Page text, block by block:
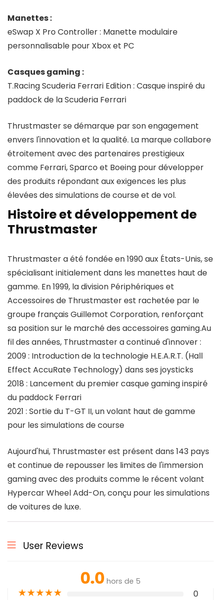
Manettes :
eSwap X Pro Controller : Manette modulaire
personnalisable pour Xbox et PC
Casques gaming :
T.Racing Scuderia Ferrari Edition : Casque inspiré du
paddock de la Scuderia Ferrari
Thrustmaster se démarque par son engagement
envers l'innovation et la qualité. La marque collabore
étroitement avec des partenaires prestigieux
comme Ferrari, Sparco et Boeing pour développer
des produits répondant aux exigences les plus
élevées des simulations de course et de vol.
Histoire et développement de
Thrustmaster
Thrustmaster a été fondée en 1990 aux États-Unis, se
spécialisant initialement dans les manettes haut de
gamme. En 1999, la division Périphériques et
Accessoires de Thrustmaster est rachetée par le
groupe français Guillemot Corporation, renforçant
sa position sur le marché des accessoires gaming.Au
fil des années, Thrustmaster a continué d'innover :
2009 : Introduction de la technologie H.E.A.R.T. (Hall
Effect AccuRate Technology) dans ses joysticks
2018 : Lancement du premier casque gaming inspiré
du paddock Ferrari
2021 : Sortie du T-GT II, un volant haut de gamme
pour les simulations de course
Aujourd'hui, Thrustmaster est présent dans 143 pays
et continue de repousser les limites de l'immersion
gaming avec des produits comme le récent volant
Hypercar Wheel Add-On, conçu pour les simulations
de voitures de luxe.
User Reviews
0.0 hors de 5
★★★★★ 0